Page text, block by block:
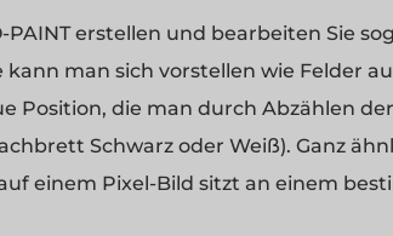
PAINT erstellen und bearbeiten Sie
man sich vorstellen wie Felder
Position, die man durch Abzählen
Schwarz oder Weiß). Ganz
einem Pixel-Bild sitzt an einem